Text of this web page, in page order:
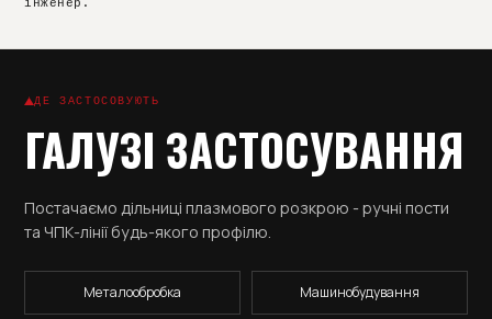
ДЕ ЗАСТОСОВУЮТЬ
ГАЛУЗІ ЗАСТОСУВАННЯ
Постачаємо дільниці плазмового розкрою - ручні пости
та ЧПК-лінії будь-якого профілю.
Металообробка Машинобудування